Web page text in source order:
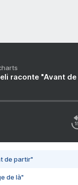
raconte "Avant
de partir"
de là"